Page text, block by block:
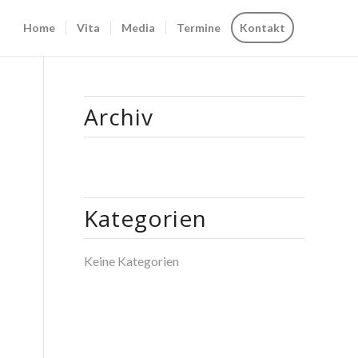
Home Vita Media Termine Kontakt
Archiv
Kategorien
Keine Kategorien